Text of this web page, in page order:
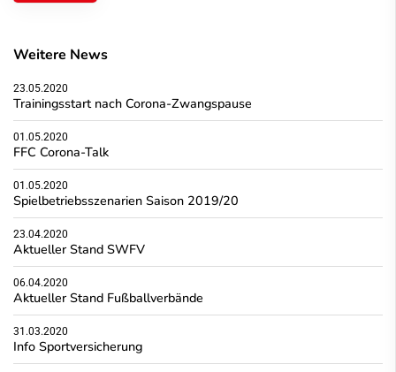
Weitere News
23.05.2020
Trainingsstart nach Corona-Zwangspause
01.05.2020
FFC Corona-Talk
01.05.2020
Spielbetriebsszenarien Saison 2019/20
23.04.2020
Aktueller Stand SWFV
06.04.2020
Aktueller Stand Fußballverbände
31.03.2020
Info Sportversicherung